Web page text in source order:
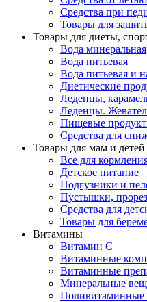
Средства при
Товары для
Товары для диеты,
Вода минеральная
Вода питьевая
Вода питьевая и
Диетические
Леденцы,
Леденцы.
Пищевые
Средства для
Товары для мам и детей
Все для
Детское питание
Подгузники и
Пустышки,
Средства для
Товары для
Витамины
Витамин С
Витаминные
Витаминные
Минеральные
Поливитаминные